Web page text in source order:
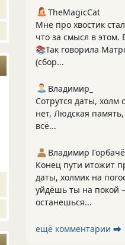
TheMagicCat
Мне про хвостик
что за смысл в этом.
📚Так говорила
(сбор...
Владимир_
Сотрутся даты, холм
нет, Людская
всё...
Владимир
Конец пути итожит
даты, холмик на
уйдёшь ты на покой
останешься...
ещё комментарии ⮕